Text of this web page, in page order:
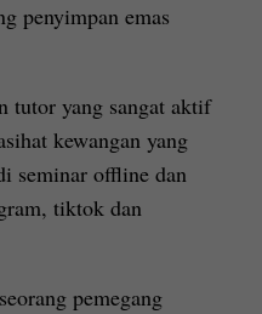
penyimpan emas
tutor yang sangat aktif
kewangan yang
seminar offline dan
tiktok dan
pemegang